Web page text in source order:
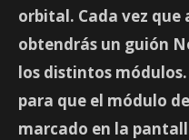
orbital. Cada vez
obtendrás un guión
los distintos
para que el módulo
marcado en la